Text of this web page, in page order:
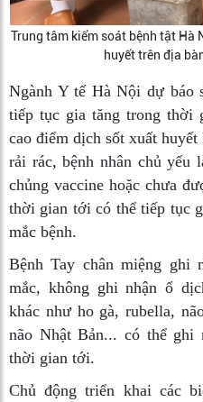
Trung tâm kiểm soát bệnh tật Hà
huyết trên địa
Ngành Y tế Hà Nội dự báo
tiếp tục gia tăng trong thời
cao điểm dịch sốt xuất
rải rác, bệnh nhân chủ yếu
chủng vaccine hoặc chưa
thời gian tới có thể tiếp tục
mắc bệnh.
Bệnh Tay chân miệng ghi
mắc, không ghi nhận ổ
khác như ho gà, rubella,
não Nhật Bản... có thể ghi
thời gian tới.
Chủ động triển khai các